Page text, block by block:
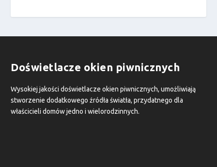
Doświetlacze okien piwnicznych
Wysokiej jakości doświetlacze okien piwnicznych, umożliwiają
stworzenie dodatkowego źródła światła, przydatnego dla
właścicieli domów jedno i wielorodzinnych.